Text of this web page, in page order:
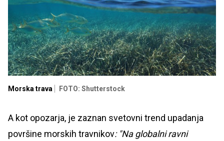
Morska trava FOTO: Shutterstock
A kot opozarja, je zaznan svetovni trend upadanja
površine morskih travnikov: "Na globalni ravni